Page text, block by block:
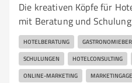
Die kreativen Köpfe für
mit Beratung und Schulung
HOTELBERATUNG
SCHULUNGEN HOTELCONSULTING
ONLINE-MARKETING